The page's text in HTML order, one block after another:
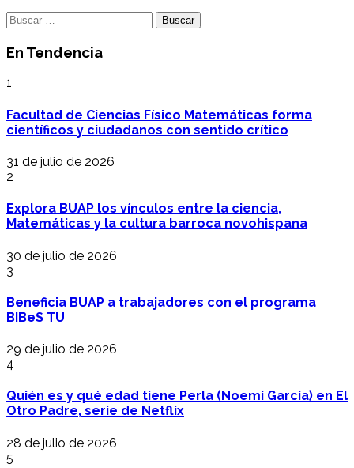
Buscar:
En Tendencia
1
Facultad de Ciencias Físico Matemáticas forma
científicos y ciudadanos con sentido crítico
31 de julio de 2026
2
Explora BUAP los vínculos entre la ciencia,
Matemáticas y la cultura barroca novohispana
30 de julio de 2026
3
Beneficia BUAP a trabajadores con el programa
BIBeS TU
29 de julio de 2026
4
Quién es y qué edad tiene Perla (Noemí García) en El
Otro Padre, serie de Netflix
28 de julio de 2026
5